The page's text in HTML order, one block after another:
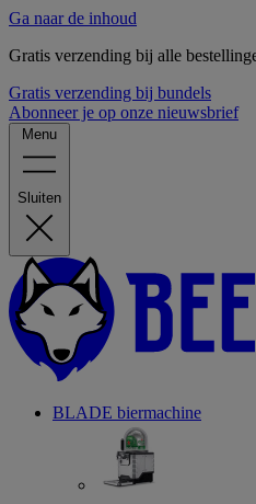
Ga naar de inhoud
Gratis verzending bij alle
Gratis verzending bij bundels
Abonneer je op onze nieuwsbrief
Menu
Sluiten
BLADE biermachine